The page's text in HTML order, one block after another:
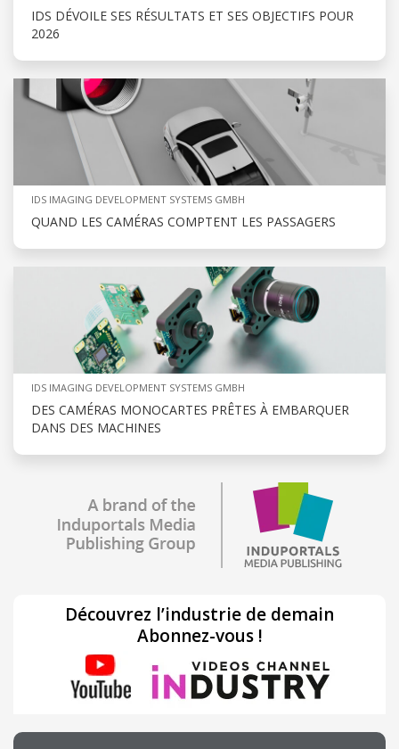
IDS DÉVOILE SES RÉSULTATS ET SES OBJECTIFS POUR
2026
IDS IMAGING DEVELOPMENT SYSTEMS GMBH
QUAND LES CAMÉRAS COMPTENT LES PASSAGERS
IDS IMAGING DEVELOPMENT SYSTEMS GMBH
DES CAMÉRAS MONOCARTES PRÊTES À EMBARQUER
DANS DES MACHINES
Découvrez l’industrie de demain
Abonnez-vous !